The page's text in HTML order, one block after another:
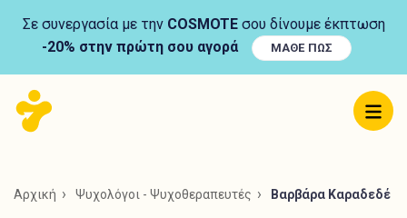
Σε συνεργασία με την COSMOTEσου δίνουμε έκπτωση
-20% στην πρώτη σου αγορά
ΜΑΘΕ ΠΩΣ
Αρχική Ψυχολόγοι - Ψυχοθεραπευτές Βαρβάρα Καραδεδέ